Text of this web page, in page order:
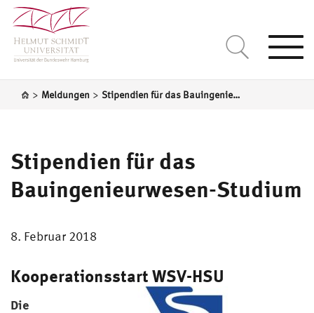
> Meldungen > Stipendien für das Bauingenieurwesen-Studium
Stipendien für das
Bauingenieurwesen-Studium
8. Februar 2018
Kooperationsstart WSV-HSU
Die